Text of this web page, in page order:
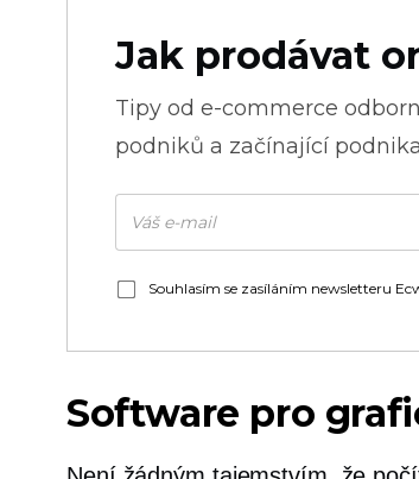
Jak prodávat
Tipy od e-commerce
podniků a začínající
Souhlasím se zasíláním newsletteru
Software pro